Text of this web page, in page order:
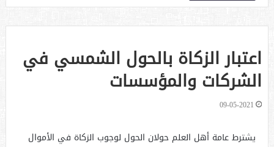
اعتبار الزكاة بالحول الشمسي في
الشركات والمؤسسات
09-05-2021
يشترط عامة أهل العلم حولان الحول لوجوب الزكاة في الأموال